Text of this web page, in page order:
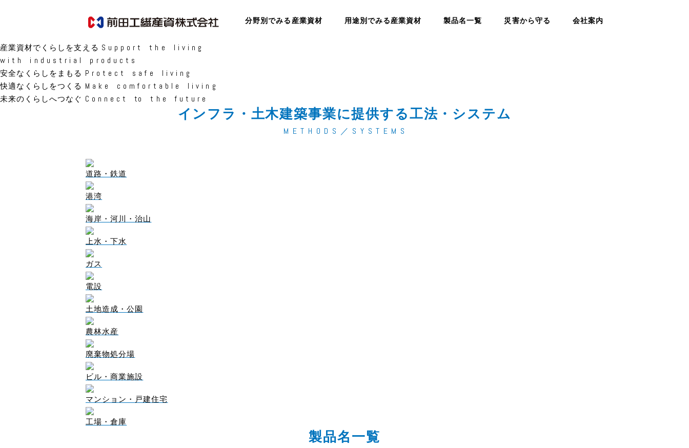
分野別でみる産業資材 用途別でみる産業資材 製品名一覧 災害から守る 会社案内
産業資材でくらしを支える S u p p o r t t h e l i v i n g
w i t h i n d u s t r i a l p r o d u c t s
安全なくらしをまもる P r o t e c t s a f e l i v i n g
快適なくらしをつくる M a k e c o m f o r t a b l e l i v i n g
未来のくらしへつなぐ C o n n e c t to t h e f u t u r e
インフラ・土木建築事業に提供する工法・システム
M E T H O D S ／ S Y S T E M S
道路・鉄道
港湾
海岸・河川・治山
上水・下水
ガス
電設
土地造成・公園
農林水産
廃棄物処分場
ビル・商業施設
マンション・戸建住宅
工場・倉庫
製品名一覧